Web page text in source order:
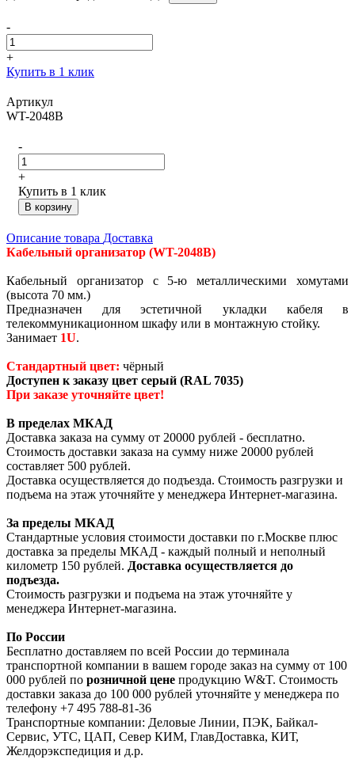
-
+
Купить в 1 клик
Артикул
WT-2048B
-
+
Купить в 1 клик
В корзину
Описание товара Доставка
Кабельный организатор (WT-2048B)
Кабельный организатор с 5-ю металлическими хомутами
(высота 70 мм.)
Предназначен для эстетичной укладки кабеля в
телекоммуникационном шкафу или в монтажную стойку.
Занимает 1U.
Стандартный цвет: чёрный
Доступен к заказу цвет серый (RAL 7035)
При заказе уточняйте цвет!
В пределах МКАД
Доставка заказа на сумму от 20000 рублей - бесплатно.
Стоимость доставки заказа на сумму ниже 20000 рублей
составляет 500 рублей.
Доставка осуществляется до подъезда. Стоимость разгрузки и
подъема на этаж уточняйте у менеджера Интернет-магазина.
За пределы МКАД
Стандартные условия стоимости доставки по г.Москве плюс
доставка за пределы МКАД - каждый полный и неполный
километр 150 рублей. Доставка осуществляется до
подъезда.
Стоимость разгрузки и подъема на этаж уточняйте у
менеджера Интернет-магазина.
По России
Бесплатно доставляем по всей России до терминала
транспортной компании в вашем городе заказ на сумму от 100
000 рублей по розничной цене продукцию W&T. Стоимость
доставки заказа до 100 000 рублей уточняйте у менеджера по
телефону +7 495 788-81-36
Транспортные компании: Деловые Линии, ПЭК, Байкал-
Сервис, УТС, ЦАП, Север КИМ, ГлавДоставка, КИТ,
Желдорэкспедиция и д.р.